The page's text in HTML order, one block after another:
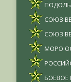
СОЮЗ
СОЮЗ
МОРО
БОЕВОЕ